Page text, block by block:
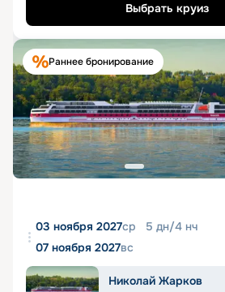
Выбрать круиз
Раннее бронирование
03 ноября 2027ср 5 дн/4 нч
07 ноября 2027вс
Николай Жарков